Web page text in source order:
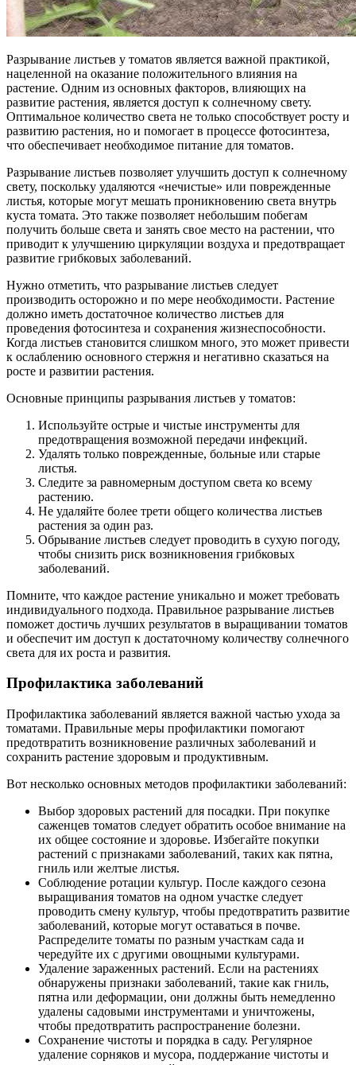
Разрывание листьев у томатов является важной практикой,
нацеленной на оказание положительного влияния на
растение. Одним из основных факторов, влияющих на
развитие растения, является доступ к солнечному свету.
Оптимальное количество света не только способствует росту и
развитию растения, но и помогает в процессе фотосинтеза,
что обеспечивает необходимое питание для томатов.
Разрывание листьев позволяет улучшить доступ к солнечному
свету, поскольку удаляются «нечистые» или поврежденные
листья, которые могут мешать проникновению света внутрь
куста томата. Это также позволяет небольшим побегам
получить больше света и занять свое место на растении, что
приводит к улучшению циркуляции воздуха и предотвращает
развитие грибковых заболеваний.
Нужно отметить, что разрывание листьев следует
производить осторожно и по мере необходимости. Растение
должно иметь достаточное количество листьев для
проведения фотосинтеза и сохранения жизнеспособности.
Когда листьев становится слишком много, это может привести
к ослаблению основного стержня и негативно сказаться на
росте и развитии растения.
Основные принципы разрывания листьев у томатов:
Используйте острые и чистые инструменты для
предотвращения возможной передачи инфекций.
Удалять только поврежденные, больные или старые
листья.
Следите за равномерным доступом света ко всему
растению.
Не удаляйте более трети общего количества листьев
растения за один раз.
Обрывание листьев следует проводить в сухую погоду,
чтобы снизить риск возникновения грибковых
заболеваний.
Помните, что каждое растение уникально и может требовать
индивидуального подхода. Правильное разрывание листьев
поможет достичь лучших результатов в выращивании томатов
и обеспечит им доступ к достаточному количеству солнечного
света для их роста и развития.
Профилактика заболеваний
Профилактика заболеваний является важной частью ухода за
томатами. Правильные меры профилактики помогают
предотвратить возникновение различных заболеваний и
сохранить растение здоровым и продуктивным.
Вот несколько основных методов профилактики заболеваний:
Выбор здоровых растений для посадки. При покупке
саженцев томатов следует обратить особое внимание на
их общее состояние и здоровье. Избегайте покупки
растений с признаками заболеваний, таких как пятна,
гниль или желтые листья.
Соблюдение ротации культур. После каждого сезона
выращивания томатов на одном участке следует
проводить смену культур, чтобы предотвратить развитие
заболеваний, которые могут оставаться в почве.
Распределите томаты по разным участкам сада и
чередуйте их с другими овощными культурами.
Удаление зараженных растений. Если на растениях
обнаружены признаки заболеваний, такие как гниль,
пятна или деформации, они должны быть немедленно
удалены садовыми инструментами и уничтожены,
чтобы предотвратить распространение болезни.
Сохранение чистоты и порядка в саду. Регулярное
удаление сорняков и мусора, поддержание чистоты и